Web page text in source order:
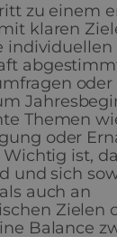
zu einem
klaren
individuellen
Themen
oder
ist,
und sich
auch an
Zielen
Balance